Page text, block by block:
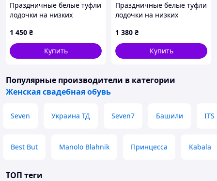
Праздничные белые туфли
лодочки на низких
1 450 ₴
Купить
Праздничные белые туфли
лодочки на низких
37 38 39
1 380 ₴
Купить
Популярные производители в категории
Женская свадебная обувь
Seven Украина ТД Seven7 Башили ITS
Best But Manolo Blahnik Принцесса Kabala
ТОП теги